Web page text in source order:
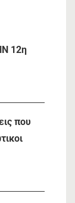
12η
που